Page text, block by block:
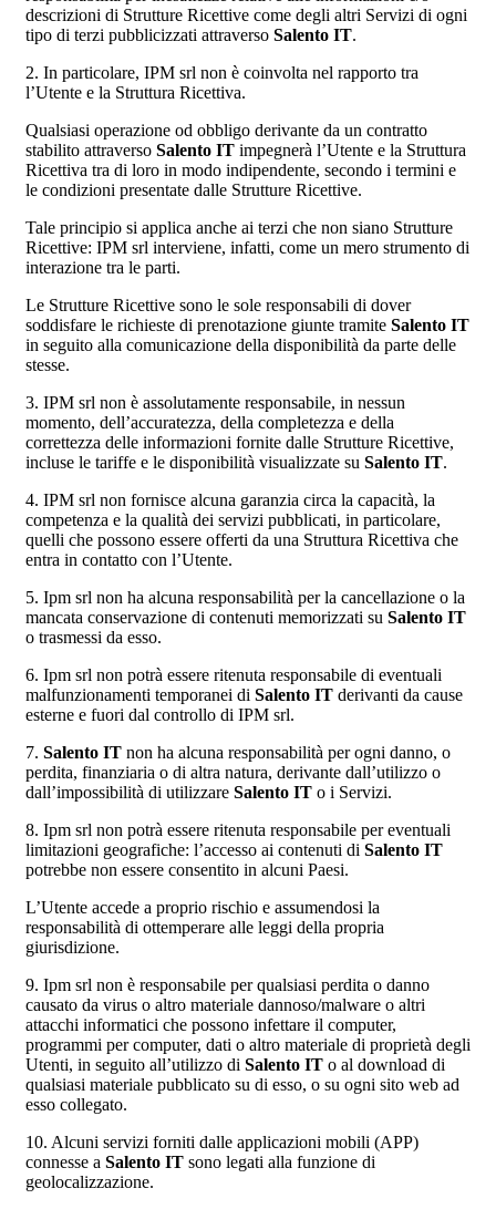
descrizioni di Strutture Ricettive come degli altri Servizi di ogni
tipo di terzi pubblicizzati attraverso Salento IT.
2. In particolare, IPM srl non è coinvolta nel rapporto tra
l’Utente e la Struttura Ricettiva.
Qualsiasi operazione od obbligo derivante da un contratto
stabilito attraverso Salento IT impegnerà l’Utente e la Struttura
Ricettiva tra di loro in modo indipendente, secondo i termini e
le condizioni presentate dalle Strutture Ricettive.
Tale principio si applica anche ai terzi che non siano Strutture
Ricettive: IPM srl interviene, infatti, come un mero strumento di
interazione tra le parti.
Le Strutture Ricettive sono le sole responsabili di dover
soddisfare le richieste di prenotazione giunte tramite Salento IT
in seguito alla comunicazione della disponibilità da parte delle
stesse.
3. IPM srl non è assolutamente responsabile, in nessun
momento, dell’accuratezza, della completezza e della
correttezza delle informazioni fornite dalle Strutture Ricettive,
incluse le tariffe e le disponibilità visualizzate su Salento IT.
4. IPM srl non fornisce alcuna garanzia circa la capacità, la
competenza e la qualità dei servizi pubblicati, in particolare,
quelli che possono essere offerti da una Struttura Ricettiva che
entra in contatto con l’Utente.
5. Ipm srl non ha alcuna responsabilità per la cancellazione o la
mancata conservazione di contenuti memorizzati su Salento IT
o trasmessi da esso.
6. Ipm srl non potrà essere ritenuta responsabile di eventuali
malfunzionamenti temporanei di Salento IT derivanti da cause
esterne e fuori dal controllo di IPM srl.
7. Salento IT non ha alcuna responsabilità per ogni danno, o
perdita, finanziaria o di altra natura, derivante dall’utilizzo o
dall’impossibilità di utilizzare Salento IT o i Servizi.
8. Ipm srl non potrà essere ritenuta responsabile per eventuali
limitazioni geografiche: l’accesso ai contenuti di Salento IT
potrebbe non essere consentito in alcuni Paesi.
L’Utente accede a proprio rischio e assumendosi la
responsabilità di ottemperare alle leggi della propria
giurisdizione.
9. Ipm srl non è responsabile per qualsiasi perdita o danno
causato da virus o altro materiale dannoso/malware o altri
attacchi informatici che possono infettare il computer,
programmi per computer, dati o altro materiale di proprietà degli
Utenti, in seguito all’utilizzo di Salento IT o al download di
qualsiasi materiale pubblicato su di esso, o su ogni sito web ad
esso collegato.
10. Alcuni servizi forniti dalle applicazioni mobili (APP)
connesse a Salento IT sono legati alla funzione di
geolocalizzazione.